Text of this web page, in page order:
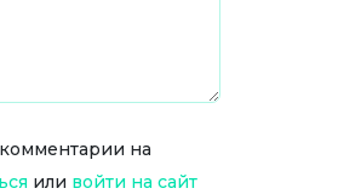
на
или войти на сайт